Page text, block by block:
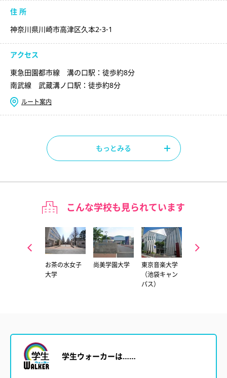
住 所
神奈川県川崎市高津区久本2-3-1
アクセス
東急田園都市線 溝の口駅：徒歩約8分
南武線 武蔵溝ノ口駅：徒歩約8分
ルート案内
もっとみる
こんな学校も見られています
お茶の水女子
大学
尚美学園大学
東京音楽大学
（池袋キャン
パス）
学生ウォーカーは……